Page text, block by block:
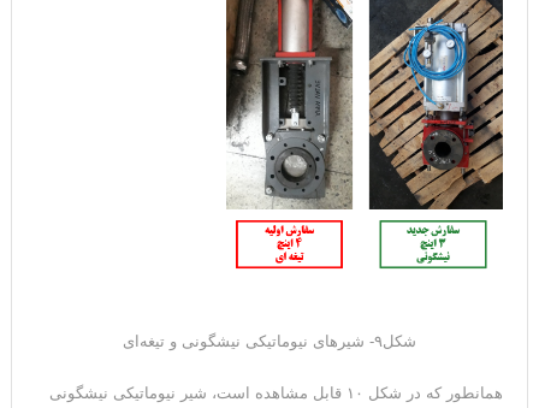
شکل۹- شیرهای نیوماتیکی نیشگونی و تیغه‌ای
همانطور که در شکل ۱۰ قابل مشاهده است، شیر نیوماتیکی نیشگونی